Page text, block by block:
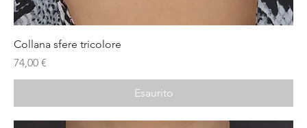
Collana sfere tricolore
Prezzo
74,00 €
Esaurito